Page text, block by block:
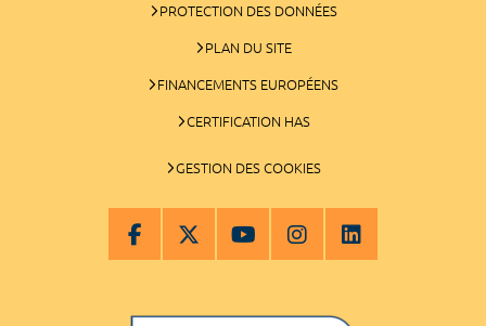
PROTECTION DES DONNÉES
PLAN DU SITE
FINANCEMENTS EUROPÉENS
CERTIFICATION HAS
GESTION DES COOKIES